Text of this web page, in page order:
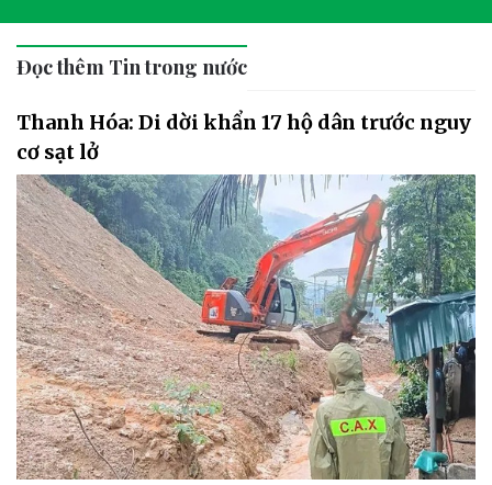
Đọc thêm Tin trong nước
Thanh Hóa: Di dời khẩn 17 hộ dân trước nguy
cơ sạt lở